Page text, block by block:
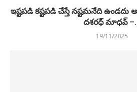
ఇష్టపడి కష్టపడి చేస్తే నష్టమనేది ఉండదు
దశరధ్‌ మాధవ్‌
19/11/2025